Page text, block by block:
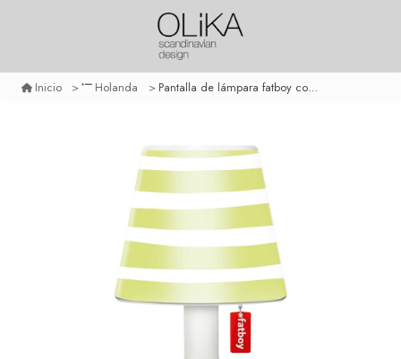
Inicio Holanda Pantalla de lámpara fatboy cooper cappie - mr green